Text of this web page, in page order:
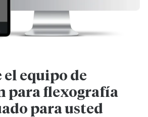
equipo de
para flexografía
para usted